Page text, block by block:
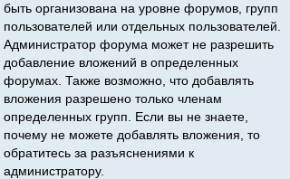
быть организована на уровне форумов, групп
пользователей или отдельных пользователей.
Администратор форума может не разрешить
добавление вложений в определенных
форумах. Также возможно, что добавлять
вложения разрешено только членам
определенных групп. Если вы не знаете,
почему не можете добавлять вложения, то
обратитесь за разъяснениями к
администратору.